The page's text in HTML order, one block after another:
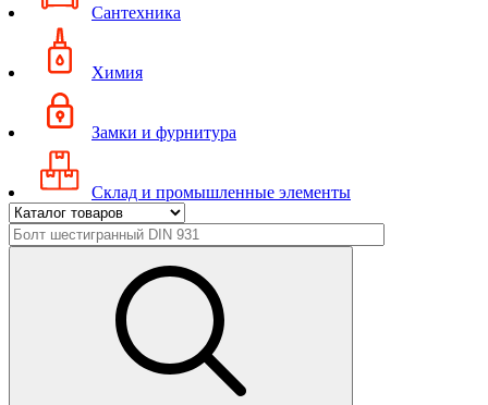
Сантехника
Химия
Замки и фурнитура
Склад и промышленные элементы